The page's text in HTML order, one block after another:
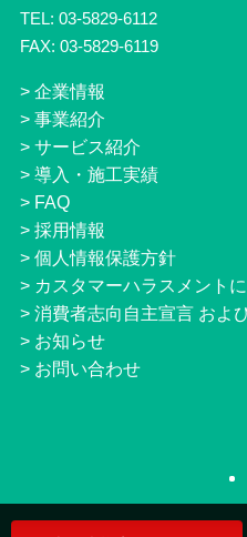
TEL: 03-5829-6112
FAX: 03-5829-6119
> 企業情報
> 事業紹介
> サービス紹介
> 導入・施工実績
> FAQ
> 採用情報
> 個人情報保護方針
> カスタマーハラスメント
> 消費者志向自主宣言 およ
> お知らせ
> お問い合わせ